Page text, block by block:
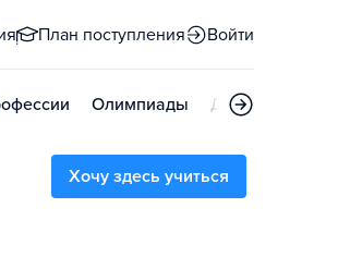
План поступления Войти
Олимпиады Дни открытых
Хочу здесь учиться